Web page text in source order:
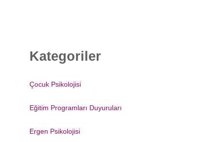
Kategoriler
Çocuk Psikolojisi
Eğitim Programları Duyuruları
Ergen Psikolojisi